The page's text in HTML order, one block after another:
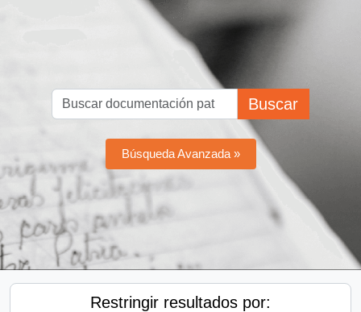
Buscar
Búsqueda Avanzada »
Restringir resultados por: